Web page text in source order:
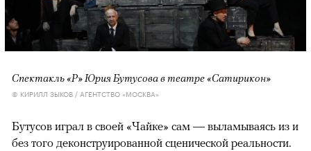
Спектакль «Р» Юрия Бутусова в театре «Сатирикон»
© КИРИЛЛ ЗЫКОВ / АГЕНТСТВО «МОСКВА»
Бутусов играл в своей «Чайке» сам — выламываясь из и
без того деконструированной сценической реальности.